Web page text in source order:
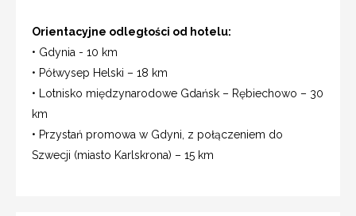
Orientacyjne odległości od hotelu:
• Gdynia - 10 km
• Półwysep Helski – 18 km
• Lotnisko międzynarodowe Gdańsk – Rębiechowo – 30
km
• Przystań promowa w Gdyni, z połączeniem do
Szwecji (miasto Karlskrona) – 15 km